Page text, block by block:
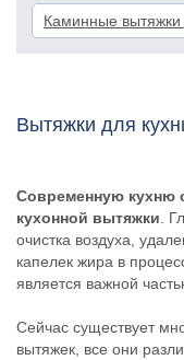
Каминные вытяжки
Вытяжки для
Современную кухню
кухонной вытяжки.
очистка воздуха,
капелек жира в
является важной
Сейчас существует
вытяжек, все они